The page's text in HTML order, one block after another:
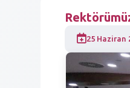
25 Haziran